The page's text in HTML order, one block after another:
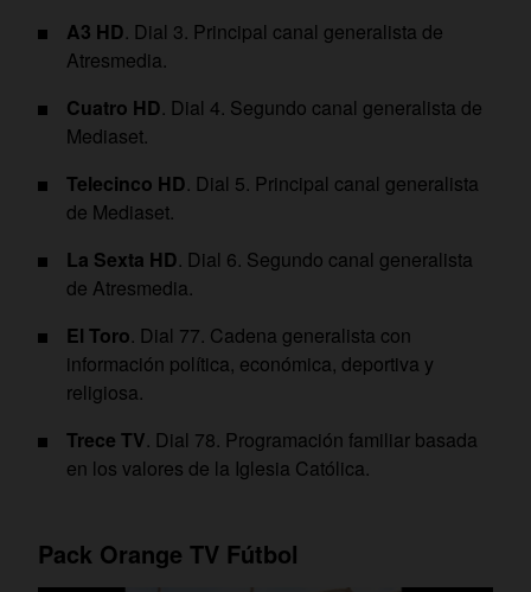
A3 HD. Dial 3. Principal canal generalista de
Atresmedia.
Cuatro HD. Dial 4. Segundo canal generalista de
Mediaset.
Telecinco HD. Dial 5. Principal canal generalista
de Mediaset.
La Sexta HD. Dial 6. Segundo canal generalista
de Atresmedia.
El Toro. Dial 77. Cadena generalista con
información política, económica, deportiva y
religiosa.
Trece TV. Dial 78. Programación familiar basada
en los valores de la Iglesia Católica.
Pack Orange TV Fútbol